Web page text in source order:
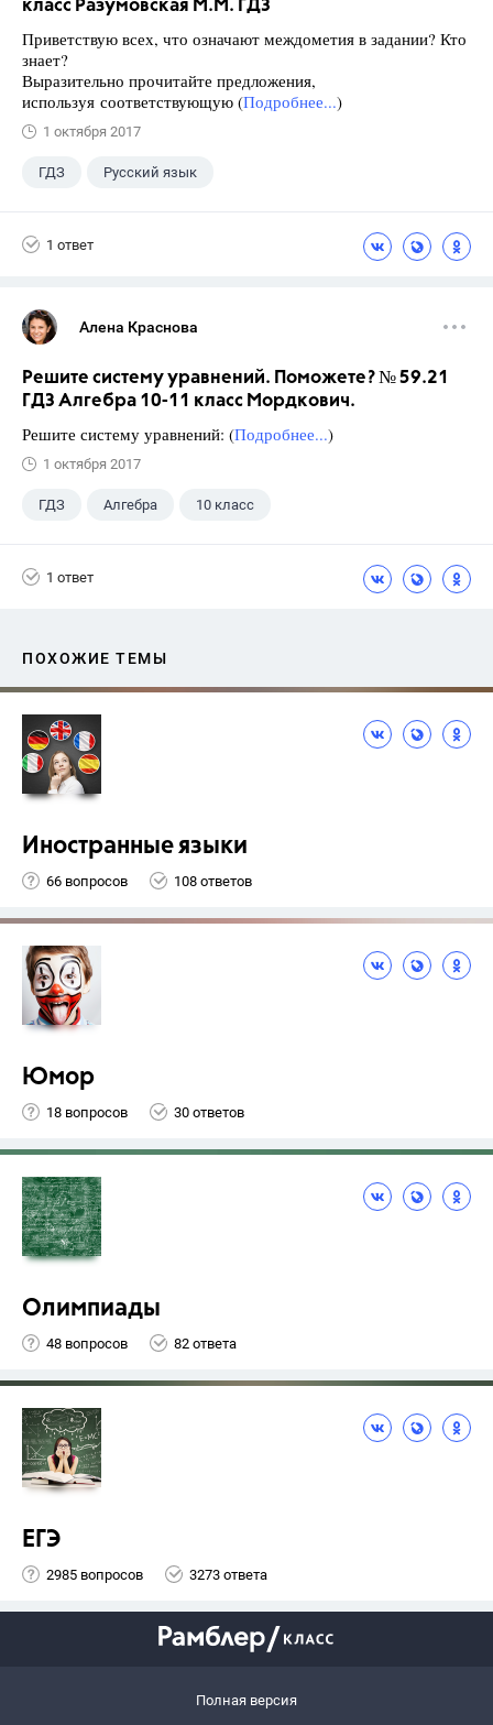
класс Разумовская М.М. ГДЗ
Приветствую всех, что означают междометия в задании? Кто
знает?
Выразительно прочитайте предложения,
используя соответствующую (Подробнее...)
1 октября 2017
ГДЗ Русский язык
1 ответ
Алена Краснова
Решите систему уравнений. Поможете? № 59.21
ГДЗ Алгебра 10-11 класс Мордкович.
Решите систему уравнений: (Подробнее...)
1 октября 2017
ГДЗ Алгебра 10 класс
1 ответ
ПОХОЖИЕ ТЕМЫ
Иностранные языки
66 вопросов 108 ответов
Юмор
18 вопросов 30 ответов
Олимпиады
48 вопросов 82 ответа
ЕГЭ
2985 вопросов 3273 ответа
Полная версия